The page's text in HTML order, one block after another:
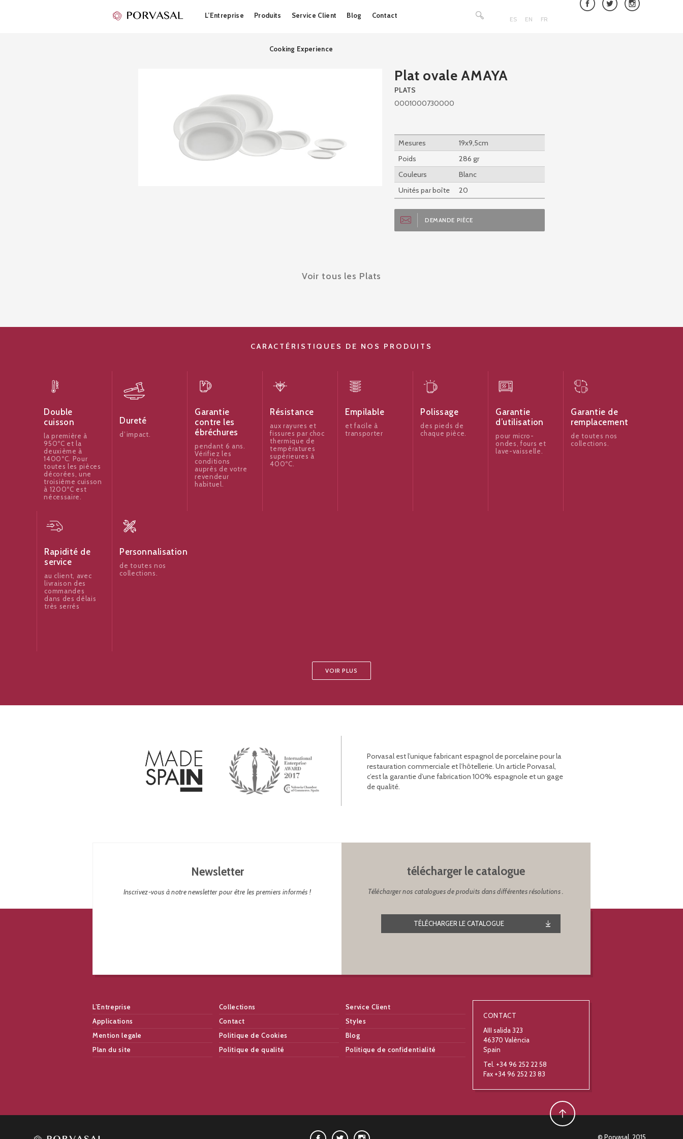
to
L’Entreprise Produits Service Client Blog Contact
Cooking Experience
ES EN FR
Plat ovale AMAYA
PLATS
0001000730000
Mesures
19x9,5cm
Poids
286 gr
Couleurs
Blanc
Unités par boîte
20
DEMANDE PIÈCE
Voir tous les Plats
CARACTÉRISTIQUES DE NOS PRODUITS
Double
cuisson
la première à
950ºC et la
deuxième à
1400ºC. Pour
toutes les pièces
décorées, une
troisième cuisson
à 1200ºC est
nécessaire.
Dureté
d’impact.
Garantie
contre les
ébréchures
pendant 6 ans.
Vérifiez les
conditions
auprès de votre
revendeur
habituel.
Résistance
aux rayures et
fissures par choc
thermique de
températures
supérieures à
400ºC.
Empilable
et facile à
transporter
Polissage
des pieds de
chaque pièce.
Garantie
d’utilisation
pour micro-
ondes, fours et
lave-vaisselle.
Garantie de
remplacement
de toutes nos
collections.
Rapidité de
service
au client, avec
livraison des
commandes
dans des délais
très serrés
Personnalisation
de toutes nos
collections.
VOIR PLUS
Porvasal est l’unique fabricant espagnol de porcelaine pour la
restauration commerciale et l’hôtellerie. Un article Porvasal,
c’est la garantie d’une fabrication 100% espagnole et un gage
de qualité.
Newsletter
Inscrivez-vous à notre newsletter pour être les premiers informés !
télécharger le catalogue
Télécharger nos catalogues de produits dans différentes résolutions .
TÉLÉCHARGER LE CATALOGUE
L’Entreprise Collections
Service Client
Applications
Contact
Styles
Mention legale
Politique de Cookies
Blog
Plan du site
Politique de qualité Politique de confidentialité
CONTACT
AIII salida 323
46370 València
Spain
Tel. +34 96 252 22 58
Fax +34 96 252 23 83
© Porvasal, 2015